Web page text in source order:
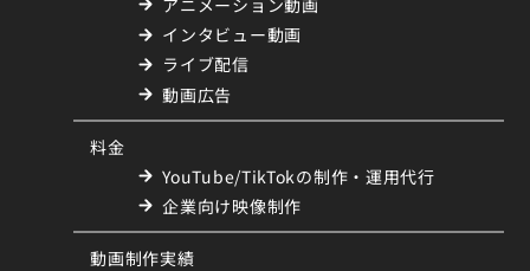
アニメーション動画
インタビュー動画
ライブ配信
動画広告
料金
YouTube/TikTokの制作・運用代行
企業向け映像制作
動画制作実績